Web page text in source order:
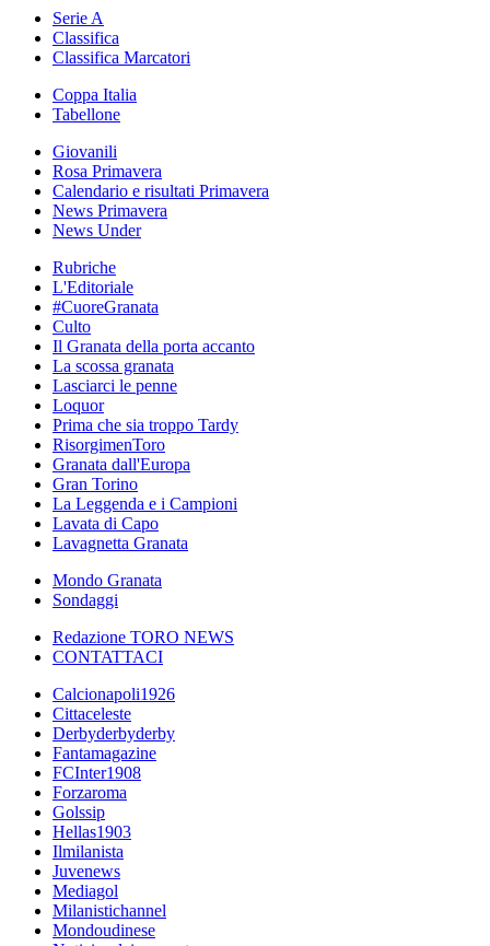
Serie A
Classifica
Classifica Marcatori
Coppa Italia
Tabellone
Giovanili
Rosa Primavera
Calendario e risultati Primavera
News Primavera
News Under
Rubriche
L'Editoriale
#CuoreGranata
Culto
Il Granata della porta accanto
La scossa granata
Lasciarci le penne
Loquor
Prima che sia troppo Tardy
RisorgimenToro
Granata dall'Europa
Gran Torino
La Leggenda e i Campioni
Lavata di Capo
Lavagnetta Granata
Mondo Granata
Sondaggi
Redazione TORO NEWS
CONTATTACI
Calcionapoli1926
Cittaceleste
Derbyderbyderby
Fantamagazine
FCInter1908
Forzaroma
Golssip
Hellas1903
Ilmilanista
Juvenews
Mediagol
Milanistichannel
Mondoudinese